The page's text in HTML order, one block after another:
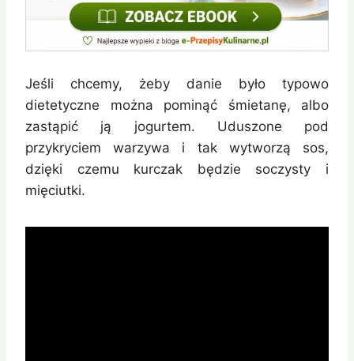
Jeśli chcemy, żeby danie było typowo
dietetyczne można pominąć śmietanę, albo
zastąpić ją jogurtem. Uduszone pod
przykryciem warzywa i tak wytworzą sos,
dzięki czemu kurczak będzie soczysty i
mięciutki.